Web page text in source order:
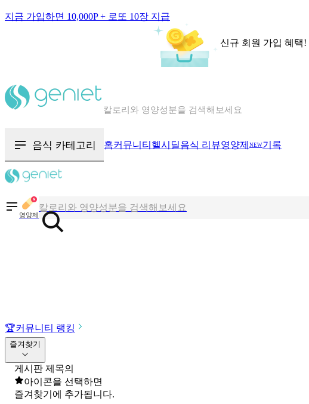
지금 가입하면 10,000P + 로또 10장 지급
신규 회원 가입 혜택!
혈당 · 다이어트 음식 검색해보세요
음식 카테고리 홈커뮤니티 헬시딜음식 리뷰영양제 NEW기록
영양제
혈당 · 다이어트 음식 검색해보세요
음식 · 영양제 리뷰를 찾아보세요
🏆커뮤니티 랭킹
즐겨찾기
게시판 제목의
아이콘을 선택하면
즐겨찾기에 추가됩니다.